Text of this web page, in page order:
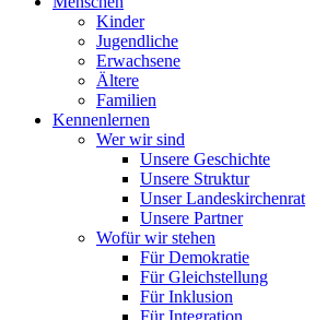
Kinder
Jugendliche
Erwachsene
Ältere
Familien
Kennenlernen
Wer wir sind
Unsere Geschichte
Unsere Struktur
Unser Landeskirchenrat
Unsere Partner
Wofür wir stehen
Für Demokratie
Für Gleichstellung
Für Inklusion
Für Integration